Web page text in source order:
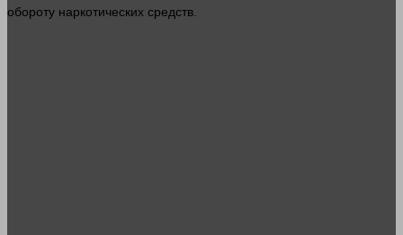
обороту наркотических средств.